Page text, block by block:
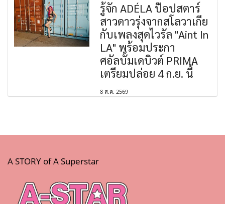
รู้จัก ADÉLA ป๊อปสตาร์
สาวดาวรุ่งจากสโลวาเกีย
กับเพลงสุดไวรัล "Aint In
LA" พร้อมประกา
ศอัลบั้มเดบิวต์ PRIMA
เตรียมปล่อย 4 ก.ย. นี้
8 ส.ค. 2569
A STORY of A Superstar